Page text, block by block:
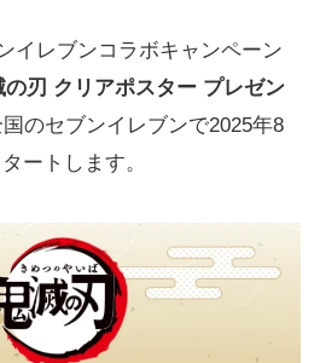
イレブンコラボキャンペーン
の刃 クリアポスター プレゼン
国のセブンイレブンで2025年8
ートします。